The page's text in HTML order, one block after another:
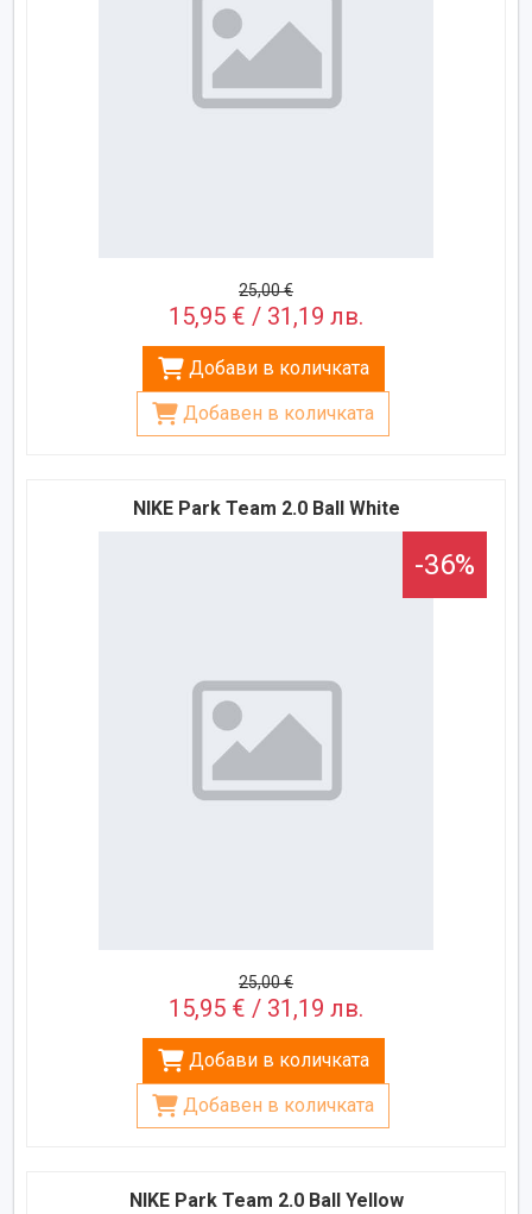
25,00 €
15,95 € / 31,19 лв.
Добави в количката
Добавен в количката
NIKE Park Team 2.0 Ball White
-36%
25,00 €
15,95 € / 31,19 лв.
Добави в количката
Добавен в количката
NIKE Park Team 2.0 Ball Yellow